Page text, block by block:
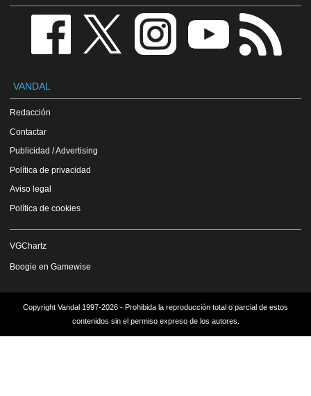
VANDAL
Redacción
Contactar
Publicidad / Advertising
Política de privacidad
Aviso legal
Política de cookies
VGChartz
Boogie en Gamewise
Copyright Vandal 1997-2026 - Prohibida la reproducción total o parcial de estos
contenidos sin el permiso expreso de los autores.